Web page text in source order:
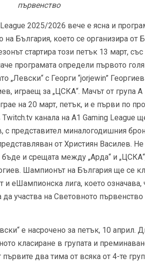
първенство
2025/2026 вече е ясна и
България, което се организира от
стартира този петък 13 март,
програмата определи първото
„Левски“ с Георги “jorjewin”
играещ за „ЦСКА“. Мачът от група А
на 20 март, петък, и е първи по
канала на A1 Gaming League
с представител миналогодишния
от Християн Василев.
и срещата между „Арда“ и
Шампионът на България ще се
еШампионска лига, което означава,
участва на Световното първенство
е насрочено за петък, 10 април.
класиране в групата и
два тима от всяка от 4-те